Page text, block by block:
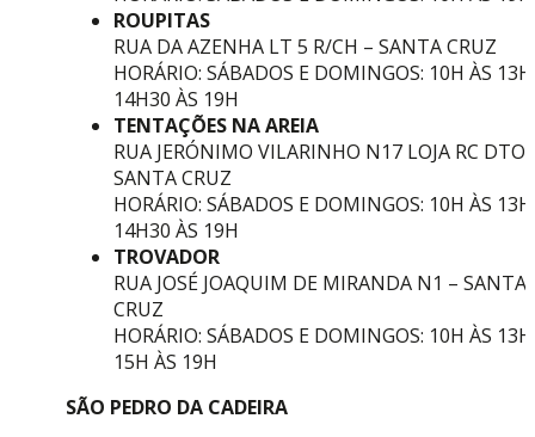
ROUPITAS
RUA DA AZENHA LT 5 R/CH – SANTA CRUZ
HORÁRIO: SÁBADOS E DOMINGOS: 10H ÀS 13H;
14H30 ÀS 19H
TENTAÇÕES NA AREIA
RUA JERÓNIMO VILARINHO N17 LOJA RC DTO
SANTA CRUZ
HORÁRIO: SÁBADOS E DOMINGOS: 10H ÀS 13H;
14H30 ÀS 19H
TROVADOR
RUA JOSÉ JOAQUIM DE MIRANDA N1 – SANTA
CRUZ
HORÁRIO: SÁBADOS E DOMINGOS: 10H ÀS 13H;
15H ÀS 19H
SÃO PEDRO DA CADEIRA